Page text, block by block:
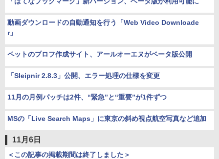
動画ダウンロードの自動通知を行う「Web Video Downloade
r」
ペットのプロフ作成サイト、アールオーエヌがベータ版公開
「Sleipnir 2.8.3」公開、エラー処理の仕様を変更
11月の月例パッチは2件、“緊急”と“重要”が1件ずつ
MSの「Live Search Maps」に東京の斜め視点航空写真など追加
11月6日
＜この記事の掲載期間は終了しました＞